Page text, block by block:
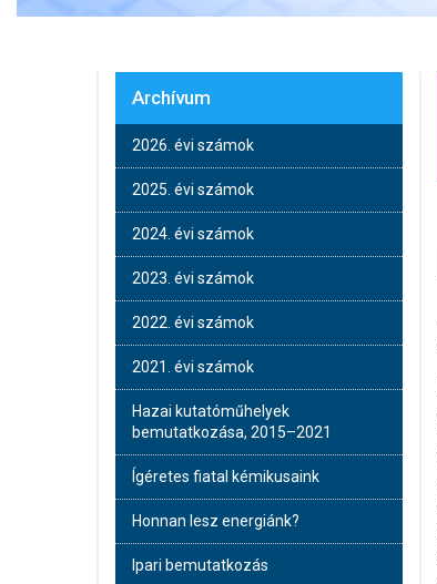
Archívum
2026. évi számok
2025. évi számok
2024. évi számok
2023. évi számok
2022. évi számok
2021. évi számok
Hazai kutatóműhelyek
bemutatkozása, 2015–2021
Ígéretes fiatal kémikusaink
Honnan lesz energiánk?
Ipari bemutatkozás